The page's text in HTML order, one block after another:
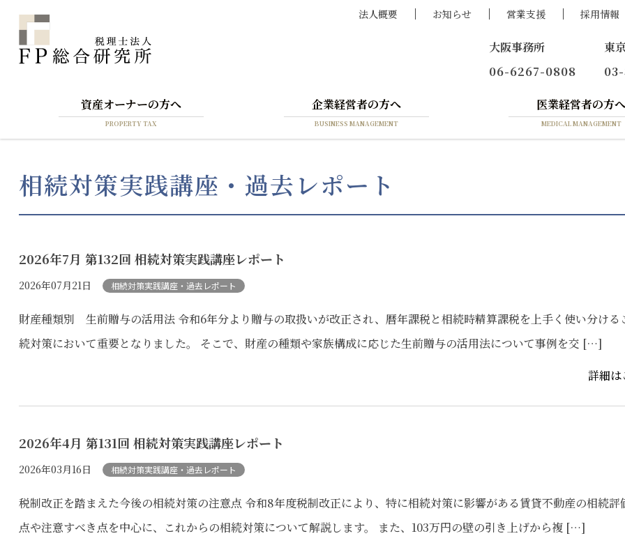
法人概要 お知らせ 営業支援 採用情報
大阪事務所
06-6267-0808
東
資産オーナーの方へ
PROPERTY TAX
企業経営者の方へ
BUSINESS MANAGEMENT
医業経営者の方へ
MEDICAL MANAGEMENT
相続対策実践講座・過去レポート
2026年7月 第132回 相続対策実践講座レポート
2026年07月21日 相続対策実践講座・過去レポート
財産種類別 生前贈与の活用法 令和6年分より贈与の取扱いが改正され、暦年課税と相続時精算課税を上手く使い分ける
続対策において重要となりました。 そこで、財産の種類や家族構成に応じた生前贈与の活用法について事例を交 […]
詳細は
2026年4月 第131回 相続対策実践講座レポート
2026年03月16日 相続対策実践講座・過去レポート
税制改正を踏まえた今後の相続対策の注意点 令和8年度税制改正により、特に相続対策に影響がある賃貸不動産の相続評
点や注意すべき点を中心に、これからの相続対策について解説します。 また、103万円の壁の引き上げから複 […]